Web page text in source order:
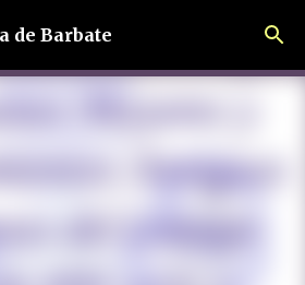
principal
de Barbate